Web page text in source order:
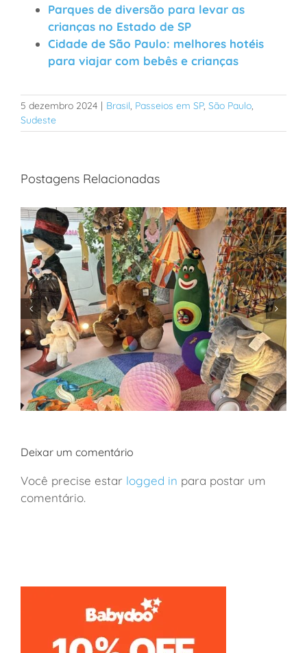
Parques de diversão para levar as
crianças no Estado de SP
Cidade de São Paulo: melhores hotéis
para viajar com bebês e crianças
5 dezembro 2024 | Brasil Passeios em SP, São Paulo
Sudeste
Postagens Relacionadas
Deixar um comentário
Você precise estar logged in para postar um
comentário.